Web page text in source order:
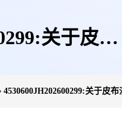
关于皮布
4530600JH202600299:关于皮